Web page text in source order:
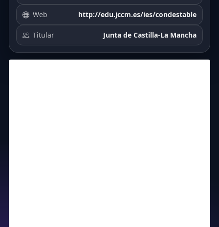
Web http://edu.jccm.es/ies/condestable
Titular Junta de Castilla-La Mancha